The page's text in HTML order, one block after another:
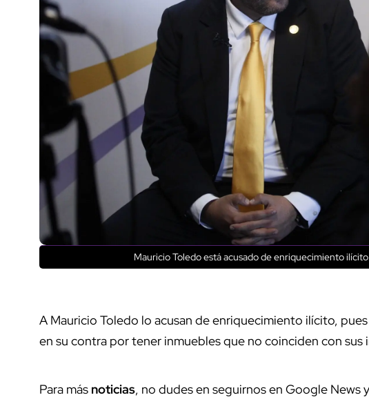
Mauricio Toledo está acusado de enriquecimiento
A Mauricio Toledo lo acusan de enriquecimiento ilícito,
en su contra por tener inmuebles que no coinciden con
Para más noticias, no dudes en seguirnos en Google News